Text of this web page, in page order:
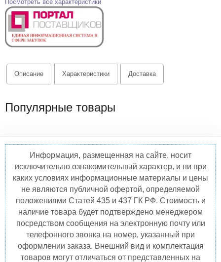
Посмотреть все характеристики
Описание Характеристики Доставка
Популярные товары
Информация, размещенная на сайте, носит
исключительно ознакомительный характер, и ни при
каких условиях информационные материалы и цены
не являются публичной офертой, определяемой
положениями Статей 435 и 437 ГК РФ. Стоимость и
наличие товара будет подтверждено менеджером
посредством сообщения на электронную почту или
телефонного звонка на номер, указанный при
оформлении заказа. Внешний вид и комплектация
товаров могут отличаться от представленных на